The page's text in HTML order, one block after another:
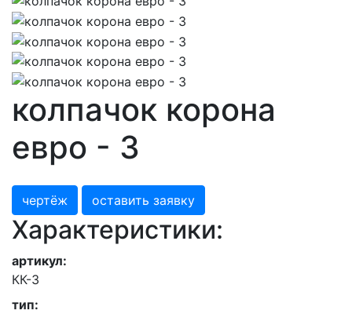
колпачок корона
евро - 3
чертёж оставить заявку
Характеристики:
артикул:
КК-3
тип: